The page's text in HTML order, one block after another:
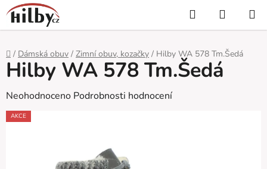
Přejít
na
obsah
Hledat
KOŠÍK
Domů
/ Dámská obuv / Zimní obuv, kozačky / Hilby WA 578 Tm.Šedá
Hilby WA 578 Tm.Šedá
Průměrné
hodnocení
Neohodnoceno Podrobnosti hodnocení
AKCE